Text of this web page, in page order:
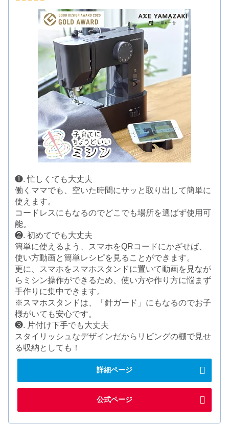
❶. 忙しくても大丈夫
働くママでも、空いた時間にサッと取り出して簡単に
使えます。
コードレスにもなるのでどこでも場所を選ばず使用可
能。
❷. 初めてでも大丈夫
簡単に使えるよう、スマホをQRコードにかざせば、
使い方動画と簡単レシピを見ることができます。
更に、スマホをスマホスタンドに置いて動画を見なが
らミシン操作ができるため、使い方や作り方に悩まず
手作りに集中できます。
※スマホスタンドは、「針ガード」にもなるのでお子
様がいても安心です。
❸. 片付け下手でも大丈夫
スタイリッシュなデザインだからリビングの棚で見せ
る収納としても！
詳細ページ
公式ページ